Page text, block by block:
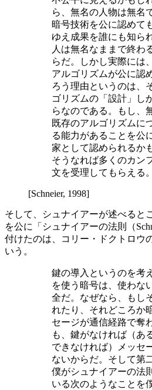
ら、無名の人物は無名
暗号技術を公に認めて
ゆえ成果を誰にも知ら
人は無名なままで終わ
らだ。しかし実際には
アルゴリズムが公に認
ろう理由というのは、
ゴリズムの「設計」し
らなのである。もし、
既存のアルゴリズムに
る能力があることを公
家として認められるか
そうなれば多くのカン
文を受理してもらえる。
[Schneier, 1998]
そして、シュナイアーが述べると
を公に「シュナイアーの法則（
付けたのは、コリー・ドクトロウ
いう。
鍵の導入というのを考
を使う暗号は、使わな
全だ。なぜなら、もし
れたり、それどころか
セージが通信経路で奪
も、鍵がなければ（あ
できなければ）メッセ
ないからだ。そして第
僕がシュナイアーの法
いる次のようなことを